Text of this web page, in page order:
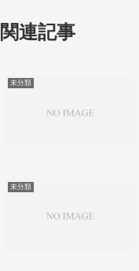
関連記事
未分類
未分類